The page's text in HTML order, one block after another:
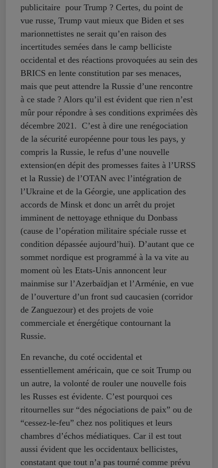
publicitaire pour Trump ? Certes, du point de
vue russe, Trump vaut mieux que Biden et ses
marionnettistes ne serait qu’en raison des
incertitudes semées dans le camp belliciste
occidental et des réactions provoquées au sein des
BRICS en lente constitution par ses menaces,
mais que peut attendre la Russie d’une rencontre
à ce stade ? Alors qu’il est évident que rien n’est
mûr pour répondre à ses conditions exprimées dès
décembre 2021. C’est à dire une renégociation
de la sécurité européenne pour tous les pays, y
compris la Russie, le refus d’une nouvelle
extension(en dépit des promesses faites à l’URSS
et la Russie) de l’OTAN avec l’intégration de
l’Ukraine et de la Géorgie, une application des
accords de Minsk et donc un arrêt du projet
imminent de nettoyage ethnique du Donbass
(cause de l’opération militaire spéciale russe et
condition dépassée aujourd’hui). D’autant que ce
sommet nordique est programmé à la va vite au
moment où les Etats-Unis annoncent leur
mainmise sur l’Azerbaïdjan et l’Arménie, en vue
de l’ouverture d’un front sud caucasien (corridor
de Zanguezour) et des projets de voie
commerciale et énergétique contournant la
Russie.
En revanche, du coté occidental et
essentiellement américain, que ce soit Trump ou
un autre, la volonté de rouler une nouvelle fois
les Russes est évidente. C’est pourquoi ces
ritournelles sur “des négociations de paix” ou de
“cessez-le-feu” chez nos politiques et leurs
chambres d’échos médiatiques. Car il est tout
aussi évident que les occidentaux bellicistes,
constatant que tout n’a pas tourné comme prévu